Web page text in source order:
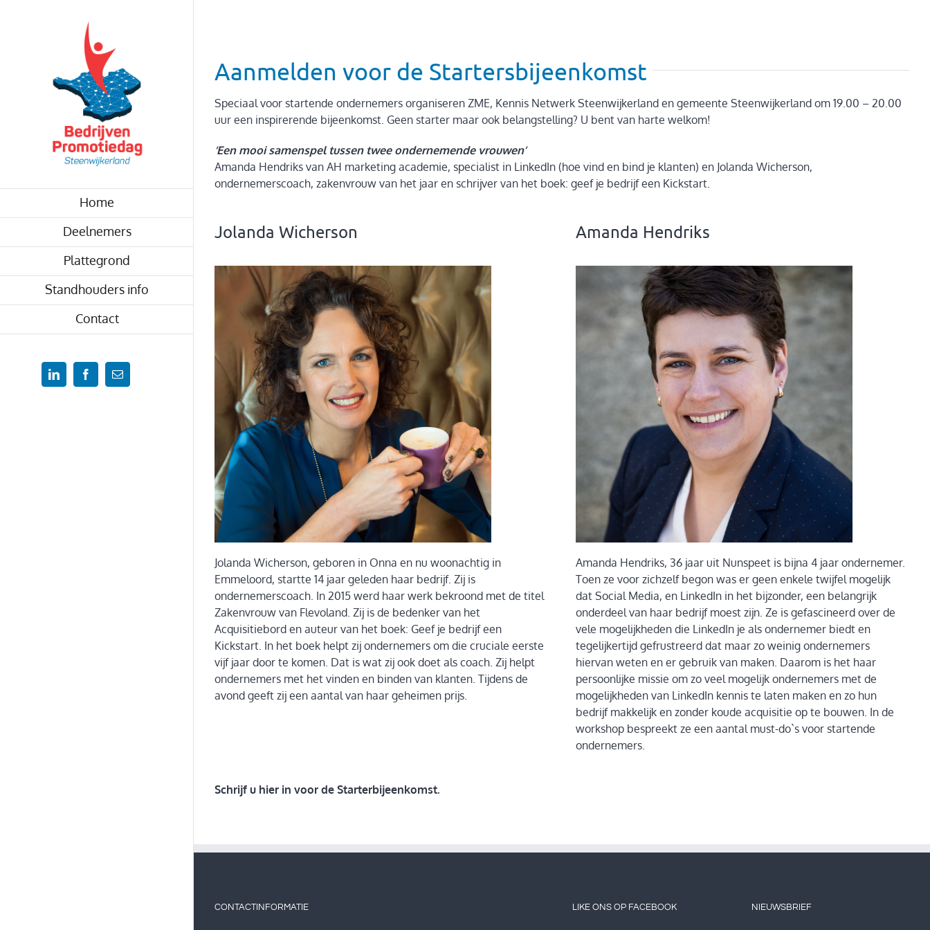
Home
Deelnemers
Plattegrond
Standhouders info
Contact
LinkedIn FacebookEmail
Aanmelden voor de Startersbijeenkomst
Speciaal voor startende ondernemers organiseren ZME, Kennis Netwerk Steenwijkerland en gemeente Steenwijkerland om 19.00 – 20.00
uur een inspirerende bijeenkomst. Geen starter maar ook belangstelling? U bent van harte welkom!
‘Een mooi samenspel tussen twee ondernemende vrouwen’
Amanda Hendriks van AH marketing academie, specialist in LinkedIn (hoe vind en bind je klanten) en Jolanda Wicherson,
ondernemerscoach, zakenvrouw van het jaar en schrijver van het boek: geef je bedrijf een Kickstart.
Jolanda Wicherson
Jolanda Wicherson, geboren in Onna en nu woonachtig in
Emmeloord, startte 14 jaar geleden haar bedrijf. Zij is
ondernemerscoach. In 2015 werd haar werk bekroond met de titel
Zakenvrouw van Flevoland. Zij is de bedenker van het
Acquisitiebord en auteur van het boek: Geef je bedrijf een
Kickstart. In het boek helpt zij ondernemers om die cruciale eerste
vijf jaar door te komen. Dat is wat zij ook doet als coach. Zij helpt
ondernemers met het vinden en binden van klanten. Tijdens de
avond geeft zij een aantal van haar geheimen prijs.
Amanda Hendriks
Amanda Hendriks, 36 jaar uit Nunspeet is bijna 4 jaar ondernemer.
Toen ze voor zichzelf begon was er geen enkele twijfel mogelijk
dat Social Media, en LinkedIn in het bijzonder, een belangrijk
onderdeel van haar bedrijf moest zijn. Ze is gefascineerd over de
vele mogelijkheden die LinkedIn je als ondernemer biedt en
tegelijkertijd gefrustreerd dat maar zo weinig ondernemers
hiervan weten en er gebruik van maken. Daarom is het haar
persoonlijke missie om zo veel mogelijk ondernemers met de
mogelijkheden van LinkedIn kennis te laten maken en zo hun
bedrijf makkelijk en zonder koude acquisitie op te bouwen. In de
workshop bespreekt ze een aantal must-do`s voor startende
ondernemers.
Schrijf u hier in voor de Starterbijeenkomst.
CONTACTINFORMATIE LIKE ONS OP FACEBOOK NIEUWSBRIEF